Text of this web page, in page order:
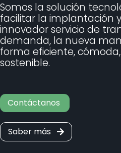
Somos la solución
facilitar la implantación
innovador servicio de
demanda, la nueva
forma eficiente,
sostenible.
Contáctanos
Saber más